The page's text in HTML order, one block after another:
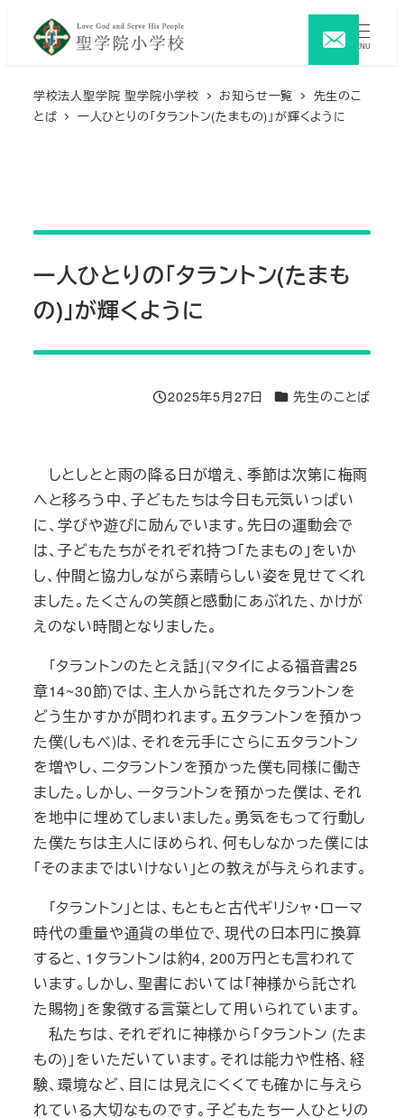
MENU
学校法人聖学院 聖学院小学校 お知らせ一覧
先生のこ
とば
一人ひとりの「タラントン(たまもの)」が輝くように
一人ひとりの「タラントン(たまも
の)」が輝くように
投稿日
2025年5月27日 カテゴリー
先生のことば
しとしとと雨の降る日が増え、季節は次第に梅雨
へと移ろう中、子どもたちは今日も元気いっぱい
に、学びや遊びに励んでいます。先日の運動会で
は、子どもたちがそれぞれ持つ「たまもの」をいか
し、仲間と協力しながら素晴らしい姿を見せてくれ
ました。たくさんの笑顔と感動にあぶれた、かけが
えのない時間となりました。
「タラントンのたとえ話」(マタイによる福音書25
章14~30節)では、主人から託されたタラントンを
どう生かすかが問われます。五タラントンを預かっ
た僕(しもべ)は、それを元手にさらに五タラントン
を増やし、ニタラントンを預かった僕も同様に働き
ました。しかし、ータラントンを預かった僕は、それ
を地中に埋めてしまいました。勇気をもって行動し
た僕たちは主人にほめられ、何もしなかった僕には
「そのままではいけない」との教えが与えられます。
「タラントン」とは、もともと古代ギリシャ・ローマ
時代の重量や通貨の単位で、現代の日本円に換算
すると、1タラントンは約4, 200万円とも言われて
います。しかし、聖書においては「神様から託され
た賜物」を象徴する言葉として用いられています。
私たちは、それぞれに神様から「タラントン (たま
もの)」をいただいています。それは能力や性格、経
験、環境など、目には見えにくくても確かに与えら
れている大切なものです。子どもたち一人ひとりの